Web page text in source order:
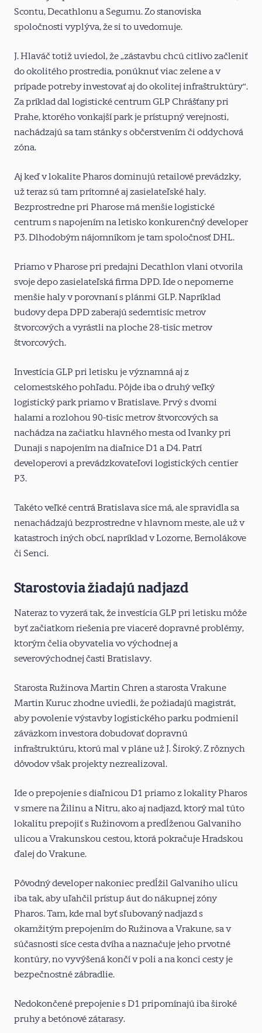
Scontu, Decathlonu a Segumu. Zo stanoviska
spoločnosti vyplýva, že si to uvedomuje.
J. Hlaváč totiž uviedol, že „zástavbu chcú citlivo začleniť
do okolitého prostredia, ponúknuť viac zelene a v
prípade potreby investovať aj do okolitej infraštruktúry“.
Za príklad dal logistické centrum GLP Chrášťany pri
Prahe, ktorého vonkajší park je prístupný verejnosti,
nachádzajú sa tam stánky s občerstvením či oddychová
zóna.
Aj keď v lokalite Pharos dominujú retailové prevádzky,
už teraz sú tam prítomné aj zasielateľské haly.
Bezprostredne pri Pharose má menšie logistické
centrum s napojením na letisko konkurenčný developer
P3. Dlhodobým nájomníkom je tam spoločnosť DHL.
Priamo v Pharose pri predajni Decathlon vlani otvorila
svoje depo zasielateľská firma DPD. Ide o nepomerne
menšie haly v porovnaní s plánmi GLP. Napríklad
budovy depa DPD zaberajú sedemtisíc metrov
štvorcových a vyrástli na ploche 28-tisíc metrov
štvorcových.
Investícia GLP pri letisku je významná aj z
celomestského pohľadu. Pôjde iba o druhý veľký
logistický park priamo v Bratislave. Prvý s dvomi
halami a rozlohou 90-tisíc metrov štvorcových sa
nachádza na začiatku hlavného mesta od Ivanky pri
Dunaji s napojením na diaľnice D1 a D4. Patrí
developerovi a prevádzkovateľovi logistických centier
P3.
Takéto veľké centrá Bratislava síce má, ale spravidla sa
nenachádzajú bezprostredne v hlavnom meste, ale už v
katastroch iných obcí, napríklad v Lozorne, Bernolákove
či Senci.
Starostovia žiadajú nadjazd
Nateraz to vyzerá tak, že investícia GLP pri letisku môže
byť začiatkom riešenia pre viaceré dopravné problémy,
ktorým čelia obyvatelia vo východnej a
severovýchodnej časti Bratislavy.
Starosta Ružinova Martin Chren a starosta Vrakune
Martin Kuruc zhodne uviedli, že požiadajú magistrát,
aby povolenie výstavby logistického parku podmienil
záväzkom investora dobudovať dopravnú
infraštruktúru, ktorú mal v pláne už J. Široký. Z rôznych
dôvodov však projekty nezrealizoval.
Ide o prepojenie s diaľnicou D1 priamo z lokality Pharos
v smere na Žilinu a Nitru, ako aj nadjazd, ktorý mal túto
lokalitu prepojiť s Ružinovom a predĺženou Galvaniho
ulicou a Vrakunskou cestou, ktorá pokračuje Hradskou
ďalej do Vrakune.
Pôvodný developer nakoniec predĺžil Galvaniho ulicu
iba tak, aby uľahčil prístup áut do nákupnej zóny
Pharos. Tam, kde mal byť sľubovaný nadjazd s
okamžitým prepojením do Ružinova a Vrakune, sa v
súčasnosti síce cesta dvíha a naznačuje jeho prvotné
kontúry, no vyvýšená končí v poli a na konci cesty je
bezpečnostné zábradlie.
Nedokončené prepojenie s D1 pripomínajú iba široké
pruhy a betónové zátarasy.